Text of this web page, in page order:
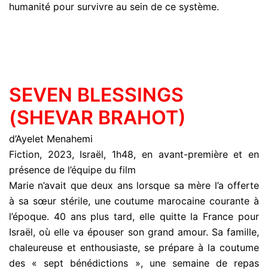
humanité pour survivre au sein de ce système.
SEVEN BLESSINGS
(SHEVAR BRAHOT)
d’Ayelet Menahemi
Fiction, 2023, Israël, 1h48, en avant-première et en
présence de l’équipe du film
Marie n’avait que deux ans lorsque sa mère l’a offerte
à sa sœur stérile, une coutume marocaine courante à
l’époque. 40 ans plus tard, elle quitte la France pour
Israël, où elle va épouser son grand amour. Sa famille,
chaleureuse et enthousiaste, se prépare à la coutume
des « sept bénédictions », une semaine de repas